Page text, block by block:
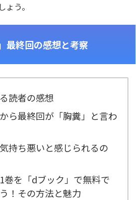
う。
最終回の感想と考察
読者の感想
ら最終回が「胸糞」と言わ
持ち悪いと感じられるの
巻を「dブック」で無料で
！その方法と魅力